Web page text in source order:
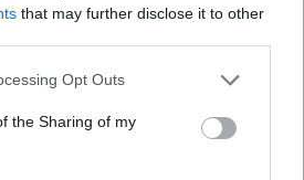
that may further disclose it to other
app uses one or more Google
usage behaviour. You may click to
Google and its third-party tags to
specified purposes in below Google
Opt Outs
the Sharing of my